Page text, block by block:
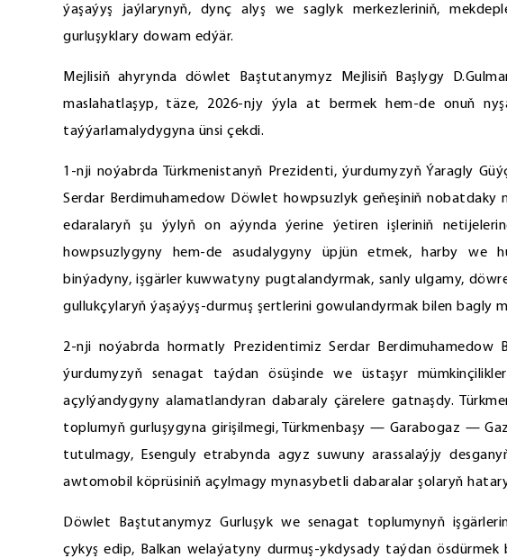
ýaşaýyş jaýlarynyň, dynç alyş we saglyk merkezleriniň,
gurluşyklary dowam edýär.
Mejlisiň ahyrynda döwlet Baştutanymyz Mejlisiň Başlygy
maslahatlaşyp, täze, 2026-njy ýyla at bermek hem-de onuň
taýýarlamalydygyna ünsi çekdi.
1-nji noýabrda Türkmenistanyň Prezidenti, ýurdumyzyň Ýaragly
Serdar Berdimuhamedow Döwlet howpsuzlyk geňeşiniň nobatdaky
edaralaryň şu ýylyň on aýynda ýerine ýetiren işleriniň
howpsuzlygyny hem-de asudalygyny üpjün etmek, harby we
binýadyny, işgärler kuwwatyny pugtalandyrmak, sanly ulgamy,
gullukçylaryň ýaşaýyş-durmuş şertlerini gowulandyrmak bilen bagly
2-nji noýabrda hormatly Prezidentimiz Serdar Berdimuhamedow
ýurdumyzyň senagat taýdan ösüşinde we üstaşyr
açylýandygyny alamatlandyran dabaraly çärelere gatnaşdy.
toplumyň gurluşygyna girişilmegi, Türkmenbaşy — Garabogaz —
tutulmagy, Esenguly etrabynda agyz suwuny arassalaýjy
awtomobil köprüsiniň açylmagy mynasybetli dabaralar şolaryň
Döwlet Baştutanymyz Gurluşyk we senagat toplumynyň
çykyş edip, Balkan welaýatyny durmuş-ykdysady taýdan